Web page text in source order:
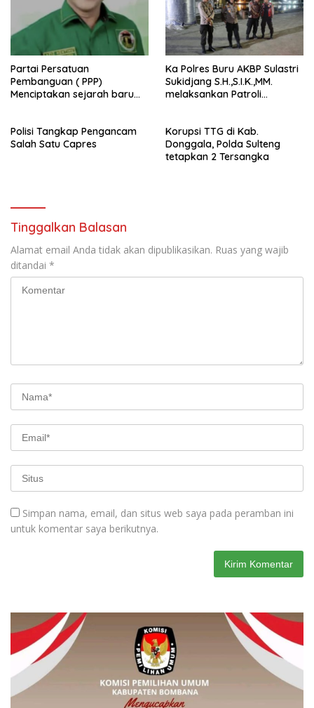
Partai Persatuan
Pembanguan ( PPP)
Menciptakan sejarah baru
Buru (Namlea).
Ka Polres Buru AKBP Sulastri
Sukidjang S.H.,S.I.K.,MM.
melaksankan Patroli
Polisi Tangkap Pengancam
Salah Satu Capres
Korupsi TTG di Kab.
Donggala, Polda Sulteng
tetapkan 2 Tersangka
Tinggalkan Balasan
Alamat email Anda tidak akan dipublikasikan. Ruas yang wajib
ditandai *
Simpan nama, email, dan situs web saya pada peramban ini
untuk komentar saya berikutnya.